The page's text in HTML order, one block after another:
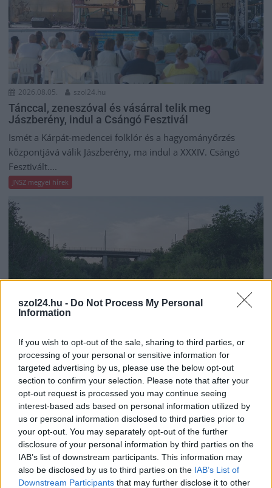
szol24.hu - Do Not Process My Personal
Information
If you wish to opt-out of the sale, sharing to third parties, or
processing of your personal or sensitive information for
targeted advertising by us, please use the below opt-out
section to confirm your selection. Please note that after your
opt-out request is processed you may continue seeing
interest-based ads based on personal information utilized by
us or personal information disclosed to third parties prior to
your opt-out. You may separately opt-out of the further
disclosure of your personal information by third parties on the
IAB’s list of downstream participants. This information may
also be disclosed by us to third parties on the IAB’s List of
Downstream Participants that may further disclose it to other
2026.08.05. szol24.hu
Tánccal, zeneszóval és vásárral telik meg
Jászberény, indul a Csángó Fesztivál
Ismét a Kárpát-medencei folklór és a hagyományőrzés
központjává válik Jászberény, ma indul a XXXIV. Csángó
Fesztivált....
JNSZ megyei hírek
2026.08.05. szol24.hu
Meghosszabbított hőségriasztás és
vízkorlátozások, a mezőtúri kórházban leállt a klíma
Meghosszabbította az ország egész területére érvényes,
harmadfokú hőségriasztást az Országos Tisztifőorvos
augusztus 7-én éjfélig, miközben a...